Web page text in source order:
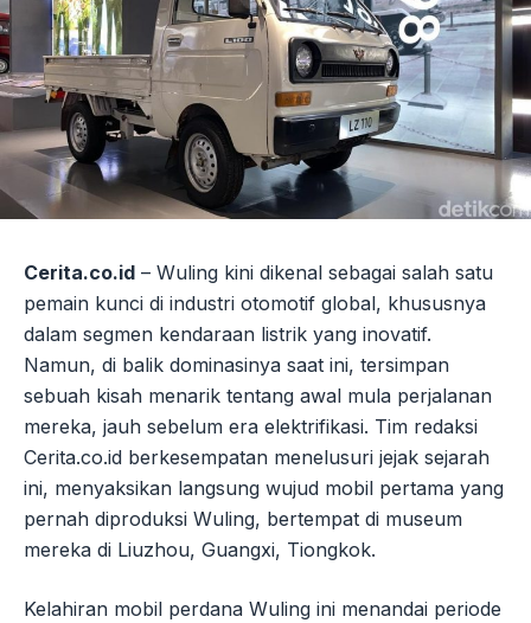
Cerita.co.id – Wuling kini dikenal sebagai salah satu
pemain kunci di industri otomotif global, khususnya
dalam segmen kendaraan listrik yang inovatif.
Namun, di balik dominasinya saat ini, tersimpan
sebuah kisah menarik tentang awal mula perjalanan
mereka, jauh sebelum era elektrifikasi. Tim redaksi
Cerita.co.id berkesempatan menelusuri jejak sejarah
ini, menyaksikan langsung wujud mobil pertama yang
pernah diproduksi Wuling, bertempat di museum
mereka di Liuzhou, Guangxi, Tiongkok.
Kelahiran mobil perdana Wuling ini menandai periode